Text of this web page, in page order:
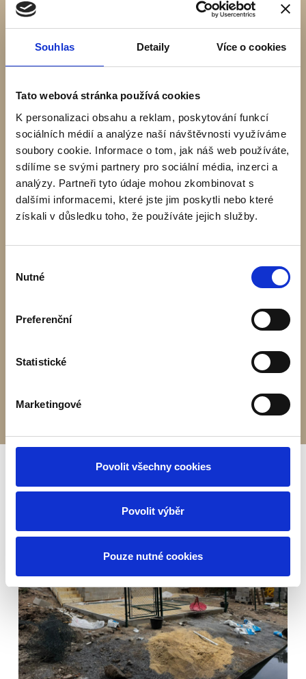
Souhlas Detaily Více o cookies
Tato webová stránka používá cookies
K personalizaci obsahu a reklam, poskytování funkcí
sociálních médií a analýze naší návštěvnosti využíváme
soubory cookie. Informace o tom, jak náš web používáte,
sdílíme se svými partnery pro sociální média, inzerci a
analýzy. Partneři tyto údaje mohou zkombinovat s
dalšími informacemi, které jste jim poskytli nebo které
získali v důsledku toho, že používáte jejich služby.
souhlasu
Nutné
Preferenční
Statistické
Marketingové
Povolit všechny cookies
Povolit výběr
Pouze nutné cookies
Rozdělení místnosti :
Přízemí :
1 Kuchyň s obývacím pokojem – 29,2 m2